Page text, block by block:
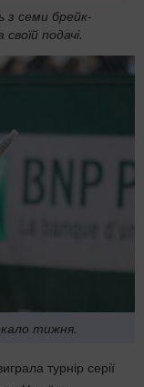
з семи брейк-
подачі.
тижня.
турнір серії